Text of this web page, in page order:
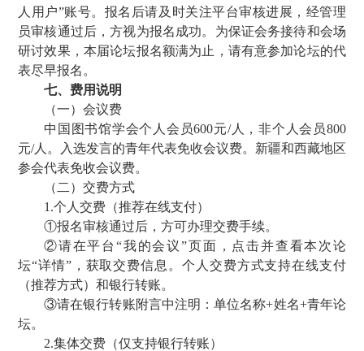
人用户”账号。报名后请及时关注平台审核进展，经管理
员审核通过后，方视为报名成功。为保证会务接待和会场
研讨效果，本届论坛报名额满为止，请有意参加论坛的代
表尽早报名。
七、费用说明
（一）会议费
中国图书馆学会个人会员600元/人，非个人会员800
元/人。入选发言的青年代表免收会议费。新疆和西藏地区
参会代表免收会议费。
（二）交费方式
1.个人交费（推荐在线支付）
①报名审核通过后，方可办理交费手续。
②请在平台“我的会议”页面，点击并查看本次论
坛“详情”，获取交费信息。个人交费方式支持在线支付
（推荐方式）和银行转账。
③请在银行转账附言中注明：单位名称+姓名+青年论
坛。
2.集体交费（仅支持银行转账）